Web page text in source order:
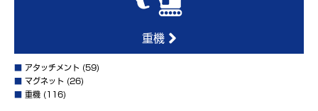
重機
アタッチメント (59)
マグネット (26)
重機 (116)